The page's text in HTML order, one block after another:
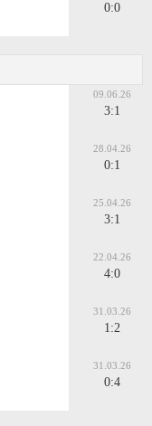
0:0
09.06.26
3:1
28.04.26
0:1
25.04.26
3:1
22.04.26
4:0
31.03.26
1:2
31.03.26
0:4